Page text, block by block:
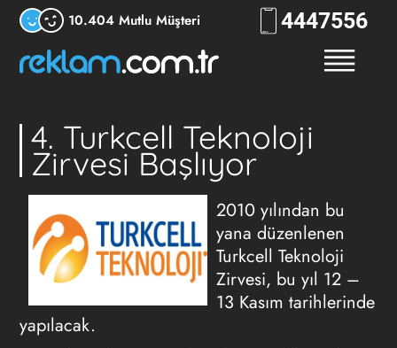
10.404 Mutlu Müşteri 4447556
4. Turkcell Teknoloji
Zirvesi Başlıyor
2010 yılından bu
yana düzenlenen
Turkcell Teknoloji
Zirvesi, bu yıl 12 –
13 Kasım tarihlerinde
yapılacak.